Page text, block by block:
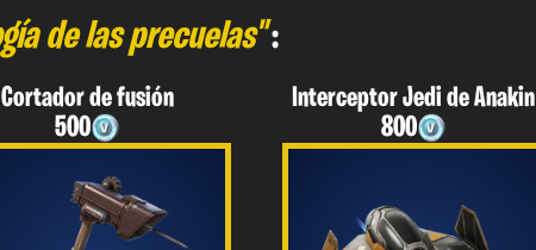
de las precuelas":
Cortador de fusión
500
Interceptor Jedi de Anakin
800